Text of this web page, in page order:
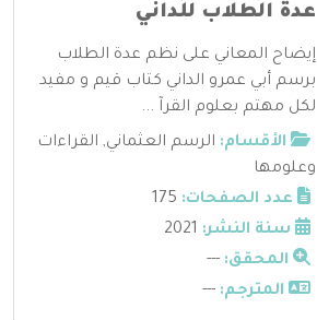
عدة الطلاب للداني
إيضاح المعاني على نظم عدة الطلاب
برسم أبي عمرو الداني كتاب قيم و مفيد
لكل مهتم بعلوم القرآ ...
الأقسام: الرسم العثماني, القراءات
وعلومها
عدد الصفحات:
سنة النشر:
المحقق: ---
المترجم: ---